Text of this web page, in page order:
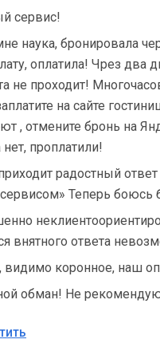
сервис!
наука, бронировала
оплатила! Чрез два
не проходит!
на сайте
, отмените бронь на
проплатили!
радостный
Теперь боюсь
внятного ответа
видимо коронное, наш
обман! Не рекомендую